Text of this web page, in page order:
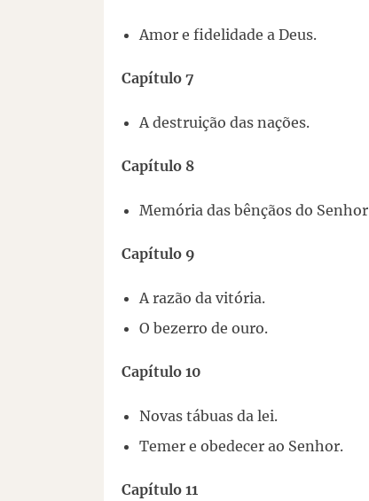
Amor e fidelidade a Deus.
Capítulo 7
A destruição das nações.
Capítulo 8
Memória das bênçãos do Senhor
Capítulo 9
A razão da vitória.
O bezerro de ouro.
Capítulo 10
Novas tábuas da lei.
Temer e obedecer ao Senhor.
Capítulo 11